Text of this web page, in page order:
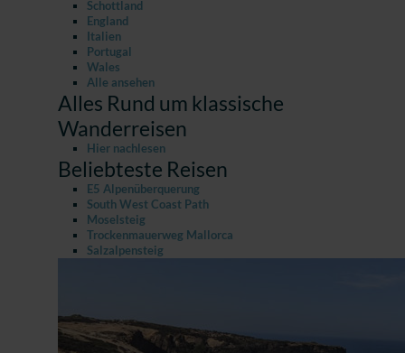
Schottland
England
Italien
Portugal
Wales
Alle ansehen
Alles Rund um klassische
Wanderreisen
Hier nachlesen
Beliebteste Reisen
E5 Alpenüberquerung
South West Coast Path
Moselsteig
Trockenmauerweg Mallorca
Salzalpensteig